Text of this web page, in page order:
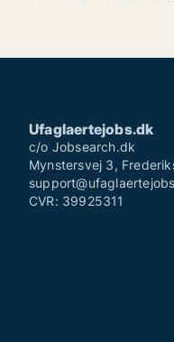
Ufaglaertejobs.dk
c/o Jobsearch.dk
Mynstersvej 3,
CVR: 39925311